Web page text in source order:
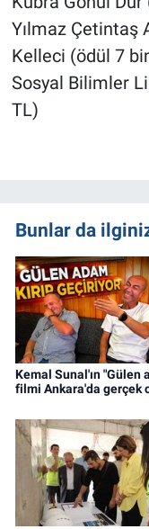
Yılmaz Çetintaş
Kelleci (ödül 7
Sosyal Bilimler
TL)
Bunlar da
Kemal Sunal'ın "Gülen
filmi Ankara'da gerçek